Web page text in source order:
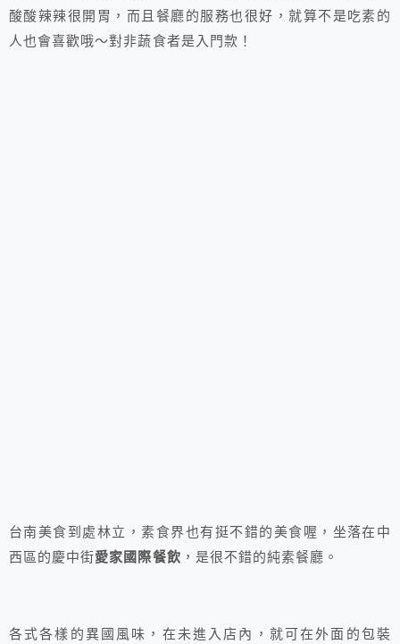
酸酸辣辣很開胃，而且餐廳的服務也很好，就算不是吃素的
人也會喜歡哦～對非蔬食者是入門款！
台南美食到處林立，素食界也有挺不錯的美食喔，坐落在中
西區的慶中街愛家國際餐飲 ，是很不錯的純素餐廳。
各式各樣的異國風味，在未進入店內，就可在外面的包裝